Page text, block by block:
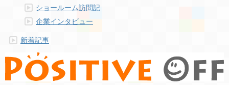
ショールーム訪問記
企業インタビュー
新着記事